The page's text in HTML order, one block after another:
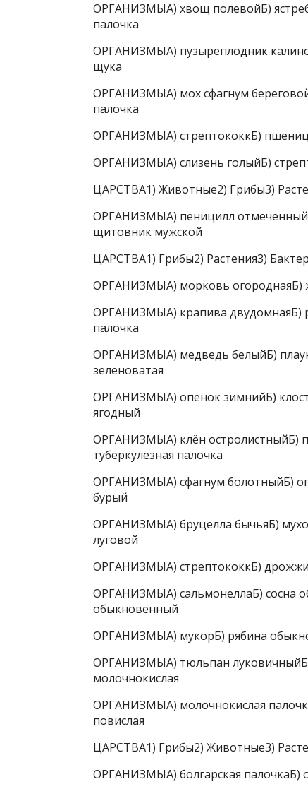
ОРГАНИЗМЫА) хвощ полевойБ)
палочка
ОРГАНИЗМЫА) пузыреплодник
щука
ОРГАНИЗМЫА) мох сфагнум
палочка
ОРГАНИЗМЫА) стрептококкБ)
ОРГАНИЗМЫА) слизень голыйБ)
ЦАРСТВА1) Животные2) Грибы3)
ОРГАНИЗМЫА) пеницилл
щитовник мужской
ЦАРСТВА1) Грибы2) Растения3)
ОРГАНИЗМЫА) морковь огороднаяБ)
ОРГАНИЗМЫА) крапива двудомнаяБ)
палочка
ОРГАНИЗМЫА) медведь белыйБ)
зеленоватая
ОРГАНИЗМЫА) опёнок зимнийБ)
ягодный
ОРГАНИЗМЫА) клён остролистныйБ)
туберкулезная палочка
ОРГАНИЗМЫА) сфагнум болотныйБ)
бурый
ОРГАНИЗМЫА) бруцелла бычьяБ)
луговой
ОРГАНИЗМЫА) стрептококкБ)
ОРГАНИЗМЫА) сальмонеллаБ) сосна
обыкновенный
ОРГАНИЗМЫА) мукорБ) рябина
ОРГАНИЗМЫА) тюльпан луковичныйБ)
молочнокислая
ОРГАНИЗМЫА) молочнокислая
повислая
ЦАРСТВА1) Грибы2) Животные3)
ОРГАНИЗМЫА) болгарская палочкаБ)